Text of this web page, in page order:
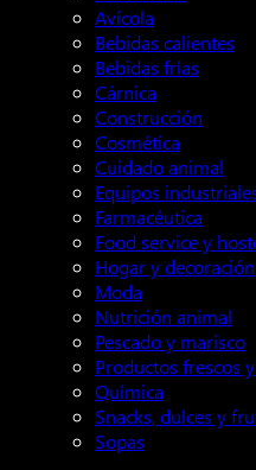
Avícola
Bebidas calientes
Bebidas frías
Cárnica
Construcción
Cosmética
Cuidado animal
Equipos
Farmacéutica
Food service y
Hogar y decoración
Moda
Nutrición animal
Pescado y marisco
Productos frescos
Química
Snacks, dulces y
Sopas